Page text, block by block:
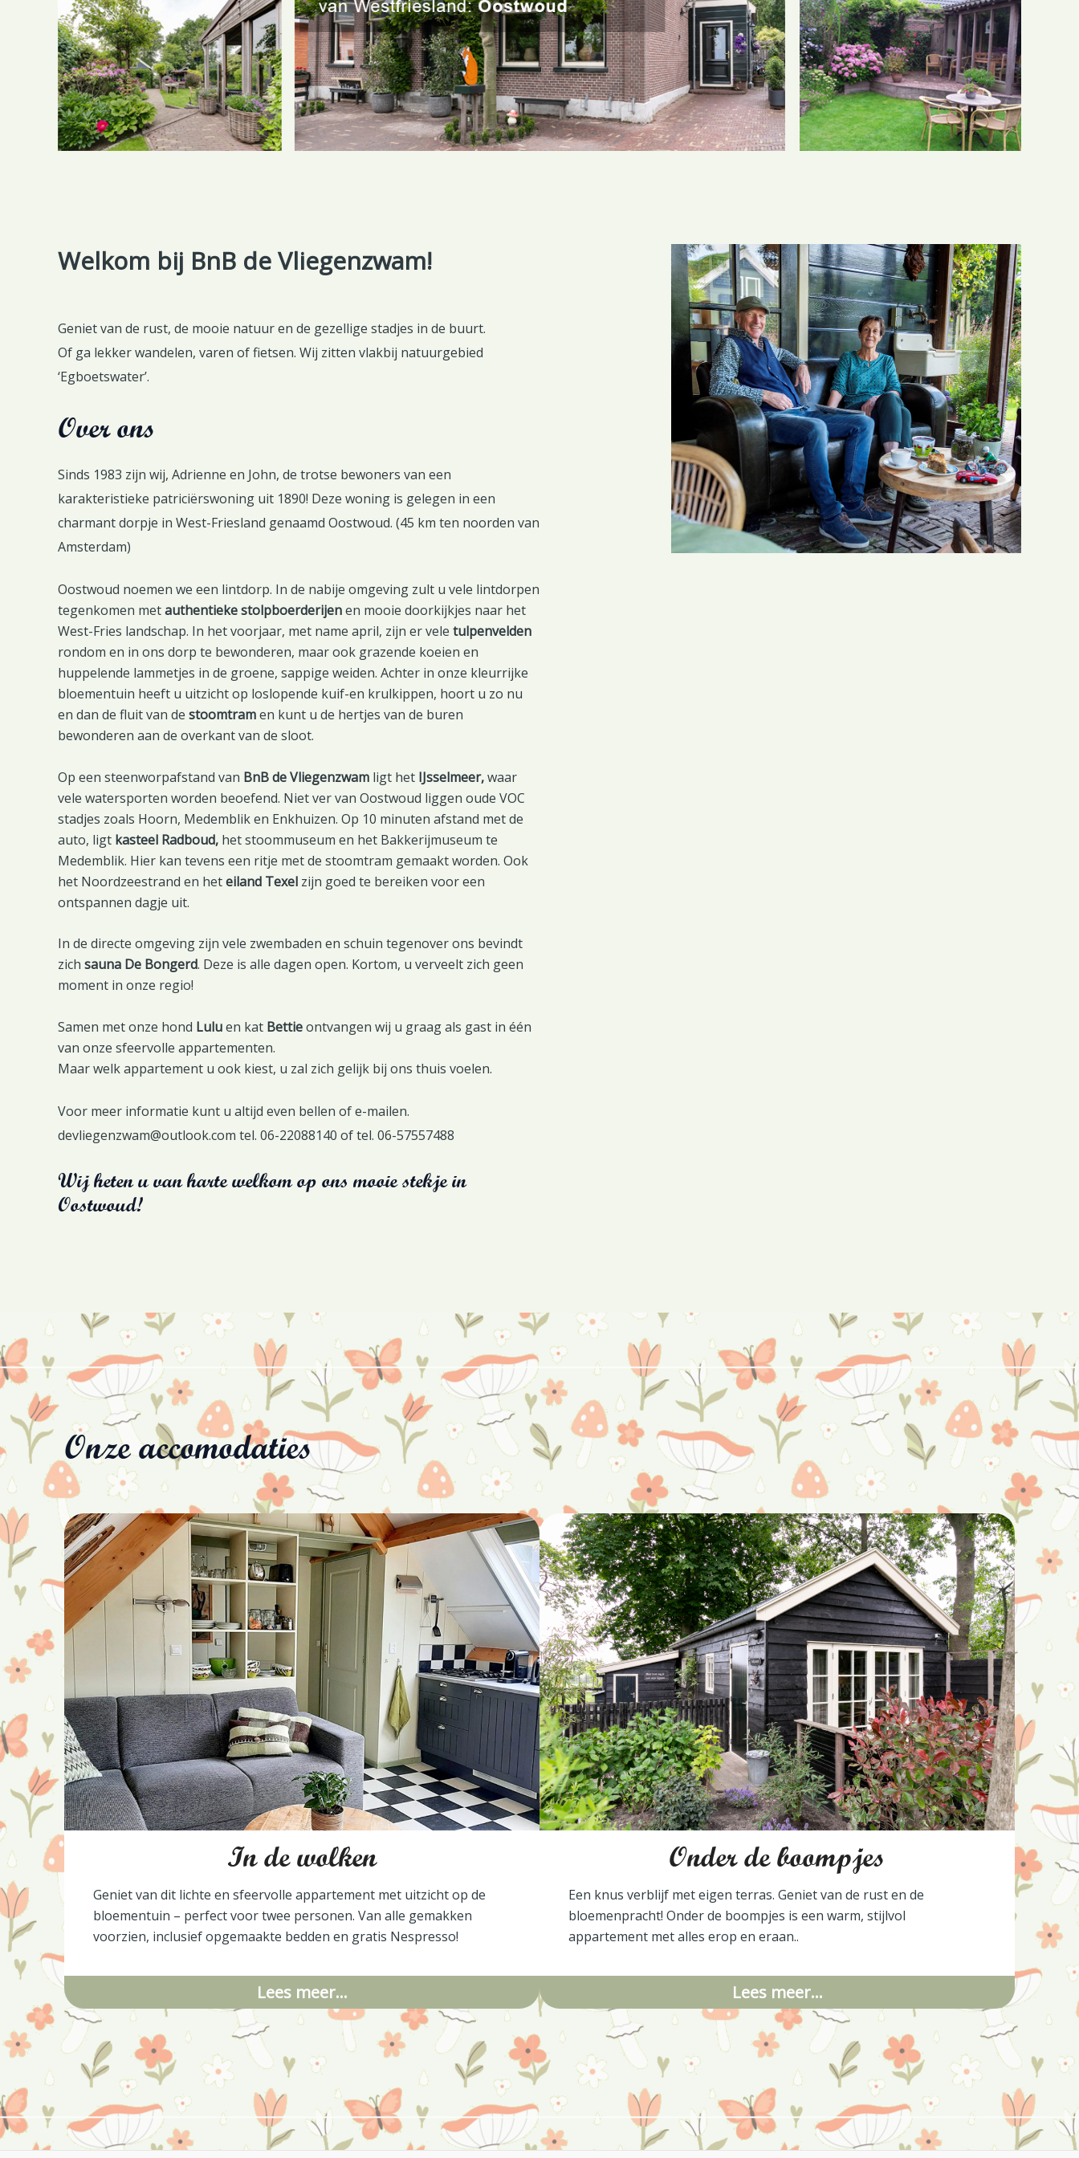
Welkom bij BnB de Vliegenzwam!
Geniet van de rust, de mooie natuur en de gezellige stadjes in de buurt.
Of ga lekker wandelen, varen of fietsen. Wij zitten vlakbij natuurgebied
‘Egboetswater’.
Over ons
Sinds 1983 zijn wij, Adrienne en John, de trotse bewoners van een
karakteristieke patriciërswoning uit 1890! Deze woning is gelegen in een
charmant dorpje in West-Friesland genaamd Oostwoud. (45 km ten noorden van
Amsterdam)
Oostwoud noemen we een lintdorp. In de nabije omgeving zult u vele lintdorpen
tegenkomen metauthentieke stolpboerderijenen mooie doorkijkjes naar het
West-Fries landschap. In het voorjaar, met name april, zijn er vele tulpenvelden
rondom en in ons dorp te bewonderen, maar ook grazende koeien en
huppelende lammetjes in de groene, sappige weiden. Achter in onze kleurrijke
bloementuin heeft u uitzicht op loslopende kuif-en krulkippen, hoort u zo nu
en dan de fluit van de stoomtramen kunt u de hertjes van de buren
bewonderen aan de overkant van de sloot.
Op een steenworpafstand van BnB de Vliegenzwam ligt het IJsselmeer,waar
vele watersporten worden beoefend. Niet ver van Oostwoud liggen oude VOC
stadjes zoals Hoorn, Medemblik en Enkhuizen. Op 10 minuten afstand met de
auto, ligt kasteel Radboud, het stoommuseum en het Bakkerijmuseum te
Medemblik. Hier kan tevens een ritje met de stoomtram gemaakt worden. Ook
het Noordzeestrand en heteiland Texel zijn goed te bereiken voor een
ontspannen dagje uit.
In de directe omgeving zijn vele zwembaden en schuin tegenover ons bevindt
zich sauna De Bongerd. Deze is alle dagen open. Kortom, u verveelt zich geen
moment in onze regio!
Samen met onze hond Luluen kat Bettieontvangen wij u graag als gast in één
van onze sfeervolle appartementen.
Maar welk appartement u ook kiest, u zal zich gelijk bij ons thuis voelen.
Voor meer informatie kunt u altijd even bellen of e-mailen.
devliegenzwam@outlook.com tel. 06-22088140 of tel. 06-57557488
Wij heten u van harte welkom op ons mooie stekje in
Oostwoud!
Onze accomodaties
In de wolken
Geniet van dit lichte en sfeervolle appartement met uitzicht op de
bloementuin – perfect voor twee personen. Van alle gemakken
voorzien, inclusief opgemaakte bedden en gratis Nespresso!
Lees meer…
Onder de boompjes
Een knus verblijf met eigen terras. Geniet van de rust en de
bloemenpracht! Onder de boompjes is een warm, stijlvol
appartement met alles erop en eraan..
Lees meer…